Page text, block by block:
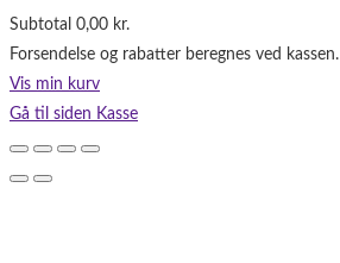
Varer
i
indkøbskurv
Subtotal 0,00 kr.
Forsendelse og rabatter beregnes ved kassen.
Vis min kurv
Gå til siden Kasse